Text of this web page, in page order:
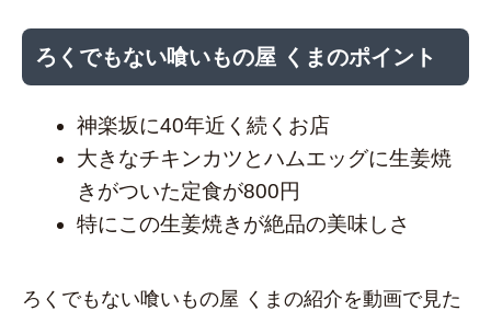
ろくでもない喰いもの屋 くまのポイント
神楽坂に40年近く続くお店
大きなチキンカツとハムエッグに生姜焼
きがついた定食が800円
特にこの生姜焼きが絶品の美味しさ
ろくでもない喰いもの屋 くまの紹介を動画で見た